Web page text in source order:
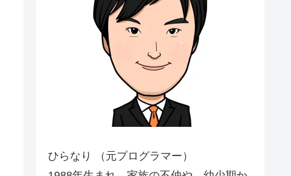
ひらなり （元プログラマー）